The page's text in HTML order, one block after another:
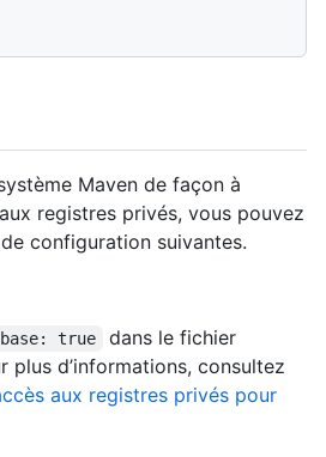
Maven de façon à
registres privés, vous pouvez
configuration suivantes.
true dans le fichier
plus d’informations, consultez
aux registres privés pour